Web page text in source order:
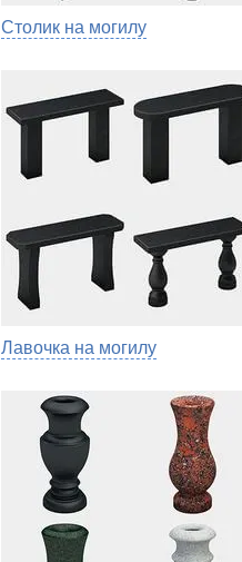
Столик на могилу
Лавочка на могилу